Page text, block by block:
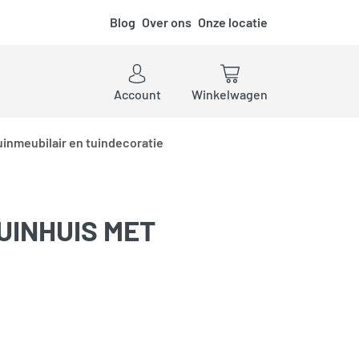
Blog Over ons Onze locatie
Account
Winkelwagen
en tuindecoratie
MET